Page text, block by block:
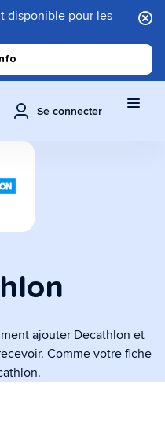
disponible pour les
Se connecter
ajouter Decathlon et
Comme votre fiche